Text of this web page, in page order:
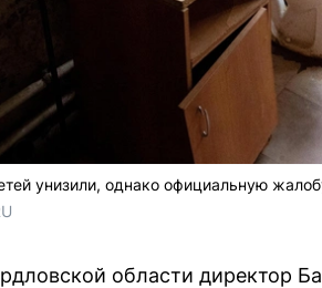
унизили, однако официальную
области директор